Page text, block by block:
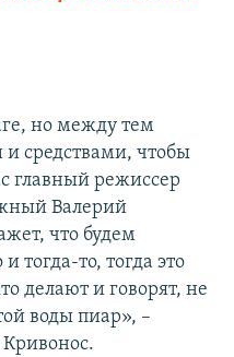
но между тем
средствами, чтобы
главный режиссер
Валерий
что будем
тогда-то, тогда это
делают и говорят, не
воды пиар», –